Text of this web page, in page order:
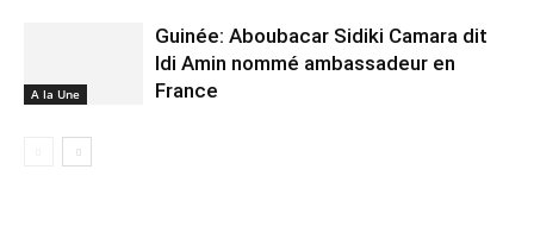
A la Une
Guinée: Aboubacar Sidiki Camara dit
Idi Amin nommé ambassadeur en
France